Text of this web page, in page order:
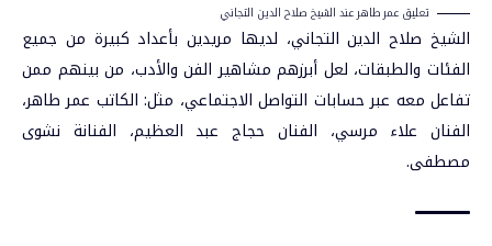
تعليق عمر طاهر عند الشيخ صلاح الدين التجاني
الشيخ صلاح الدين التجاني، لديها مريدين بأعداد كبيرة من جميع
الفئات والطبقات، لعل أبرزهم مشاهير الفن والأدب، من بينهم ممن
تفاعل معه عبر حسابات التواصل الاجتماعي، مثل: الكاتب عمر طاهر،
الفنان علاء مرسي، الفنان حجاج عبد العظيم، الفنانة نشوى
مصطفى.